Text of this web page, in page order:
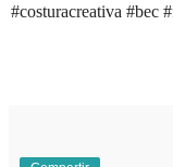
#costuracreativa #bec